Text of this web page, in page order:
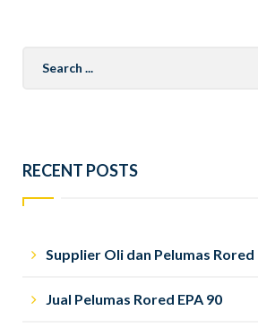
for:
RECENT POSTS
Supplier Oli dan Pelumas Rored
Jual Pelumas Rored EPA 90